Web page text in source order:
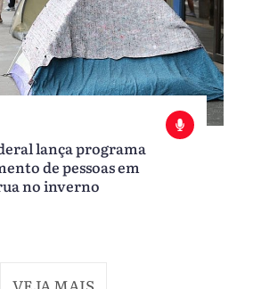
lança programa
de pessoas em
no inverno